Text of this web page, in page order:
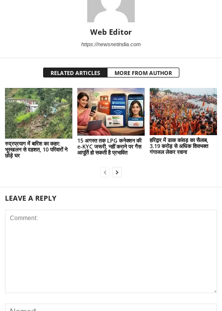
Web Editor
https://newsnetindia.com
RELATED ARTICLES MORE FROM AUTHOR
रुद्रप्रयाग में बारिश का कहर:
भूस्खलन से दहशत, 10 परिवारों ने
छोड़े घर
15 अगस्त तक LPG कनेक्शन की
e-KYC जरूरी, नहीं कराने पर गैस
आपूर्ति हो सकती है प्रभावित
हरिद्वार में डाक कांवड़ का सैलाब,
3.19 करोड़ से अधिक शिवभक्त
गंगाजल लेकर रवाना
LEAVE A REPLY